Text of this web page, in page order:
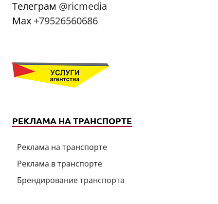
Телеграм @ricmedia
Мах +79526560686
РЕКЛАМА НА ТРАНСПОРТЕ
Реклама на транспорте
Реклама в транспорте
Брендирование транспорта